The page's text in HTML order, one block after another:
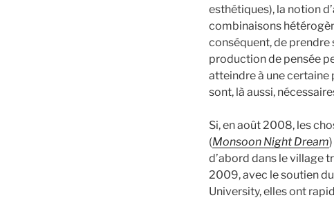
esthétiques), la notion
combinaisons
conséquent, de prendre
production de pensée
atteindre à une certaine
sont, là aussi,
Si, en août 2008, les
(Monsoon Night Dream
d’abord dans le village
2009, avec le soutien
University, elles ont